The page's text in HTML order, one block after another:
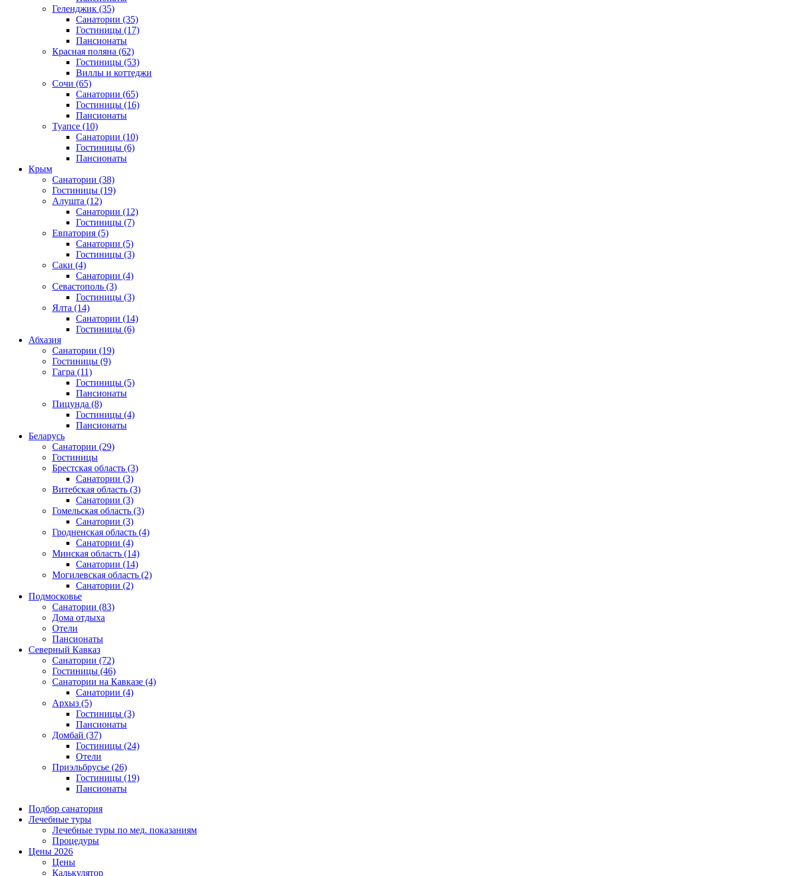
Геленджик (35)
Санатории (35)
Гостиницы (17)
Пансионаты
Красная поляна (62)
Гостиницы (53)
Виллы и коттеджи
Сочи (65)
Санатории (65)
Гостиницы (16)
Пансионаты
Туапсе (10)
Санатории (10)
Гостиницы (6)
Пансионаты
Крым
Санатории (38)
Гостиницы (19)
Алушта (12)
Санатории (12)
Гостиницы (7)
Евпатория (5)
Санатории (5)
Гостиницы (3)
Саки (4)
Санатории (4)
Севастополь (3)
Гостиницы (3)
Ялта (14)
Санатории (14)
Гостиницы (6)
Абхазия
Санатории (19)
Гостиницы (9)
Гагра (11)
Гостиницы (5)
Пансионаты
Пицунда (8)
Гостиницы (4)
Пансионаты
Беларусь
Санатории (29)
Гостиницы
Брестская область (3)
Санатории (3)
Витебская область (3)
Санатории (3)
Гомельская область (3)
Санатории (3)
Гродненская область (4)
Санатории (4)
Минская область (14)
Санатории (14)
Могилевская область (2)
Санатории (2)
Подмосковье
Санатории (83)
Дома отдыха
Отели
Пансионаты
Северный Кавказ
Санатории (72)
Гостиницы (46)
Санатории на Кавказе (4)
Санатории (4)
Архыз (5)
Гостиницы (3)
Пансионаты
Домбай (37)
Гостиницы (24)
Отели
Приэльбрусье (26)
Гостиницы (19)
Пансионаты
Подбор санатория
Лечебные туры
Лечебные туры по мед. показаниям
Процедуры
Цены 2026
Цены
Калькулятор